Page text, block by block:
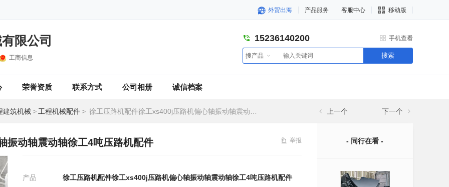
外贸出海 产品服务 客服中心 移动版
限公司
工商信息
15236140200 手机查看
搜产品 搜索
荣誉资质 联系方式 公司相册 诚信档案
建筑机械 > 工程机械配件 > 徐工压路机配件徐工xs400j压路机偏心轴振动轴震动轴徐工4吨压路机配件 上一个 下一个
振动轴震动轴徐工4吨压路机配件 举报
产品 徐工压路机配件徐工xs400j压路机偏心轴振动轴震动轴徐工4吨压路机配件
- 同行在看 -